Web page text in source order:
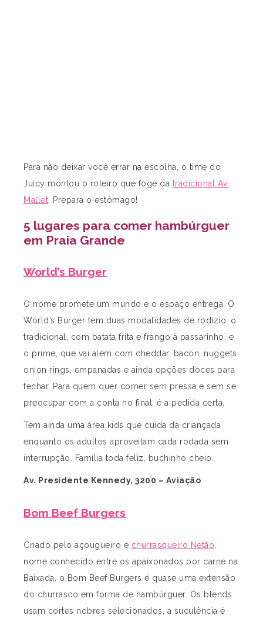
Para não deixar você errar na escolha, o time do
Juicy montou o roteiro que foge da tradicional Av.
Mallet . Prepara o estômago!
5 lugares para comer hambúrguer
em Praia Grande
World’s Burger
O nome promete um mundo e o espaço entrega. O
World’s Burger tem duas modalidades de rodízio: o
tradicional, com batata frita e frango à passarinho, e
o prime, que vai além com cheddar, bacon, nuggets,
onion rings, empanadas e ainda opções doces para
fechar. Para quem quer comer sem pressa e sem se
preocupar com a conta no final, é a pedida certa.
Tem ainda uma área kids que cuida da criançada
enquanto os adultos aproveitam cada rodada sem
interrupção. Família toda feliz, buchinho cheio.
Av. Presidente Kennedy, 3200 – Aviação
Bom Beef Burgers
Criado pelo açougueiro e churrasqueiro Netão,
nome conhecido entre os apaixonados por carne na
Baixada, o Bom Beef Burgers é quase uma extensão
do churrasco em forma de hambúrguer. Os blends
usam cortes nobres selecionados, a suculência é